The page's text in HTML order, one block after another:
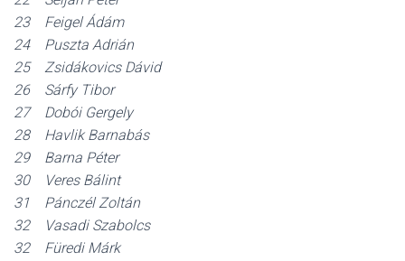
23 Feigel Ádám
24 Puszta Adrián
25 Zsidákovics Dávid
26 Sárfy Tibor
27 Dobói Gergely
28 Havlik Barnabás
29 Barna Péter
30 Veres Bálint
31 Pánczél Zoltán
32 Vasadi Szabolcs
32 Füredi Márk